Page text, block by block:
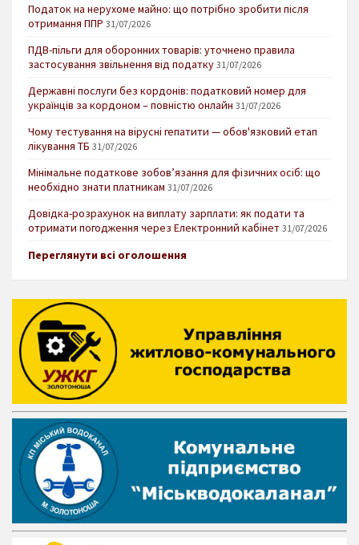
Податок на нерухоме майно: що потрібно зробити після
отримання ППР 31/07/2026
ПДВ-пільги для оборонних товарів: уточнено правила
застосування звільнення від податку 31/07/2026
Державні послуги без кордонів: податковий номер для
українців за кордоном – повністю онлайн 31/07/2026
Чому тестування на вірусні гепатити — обов'язковий етап
лікування ТБ 31/07/2026
Мінімальне податкове зобов’язання для фізичних осіб: що
необхідно знати платникам 31/07/2026
Довідка-розрахунок на виплату зарплати: як подати та
отримати погодження через Електронний кабінет 31/07/2026
Переглянути всі оголошення